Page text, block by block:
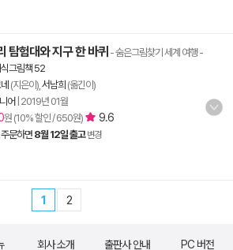
탐험대와 지구 한 바퀴 - 숨은그림찾기 세계 여행-
그림책 52
(지은이), 서남희 (옮긴이)
어
2019년 01월
원 (10% 할인 / 650원) 9.6
문하면 8월 12일 출고 변경
1 2
회사 소개 출판사 안내 PC 버전